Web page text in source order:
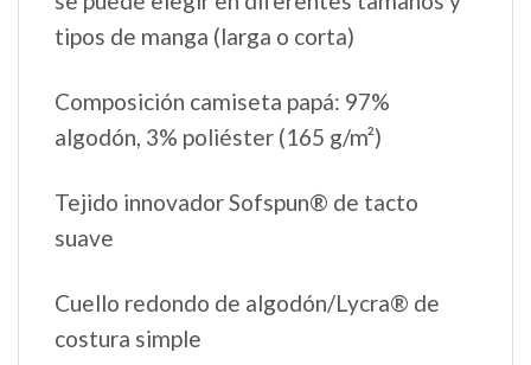
tipos de manga (larga o corta)
Composición camiseta papá: 97%
algodón, 3% poliéster (165 g/m²)
Tejido innovador Sofspun® de tacto
suave
Cuello redondo de algodón/Lycra® de
costura simple